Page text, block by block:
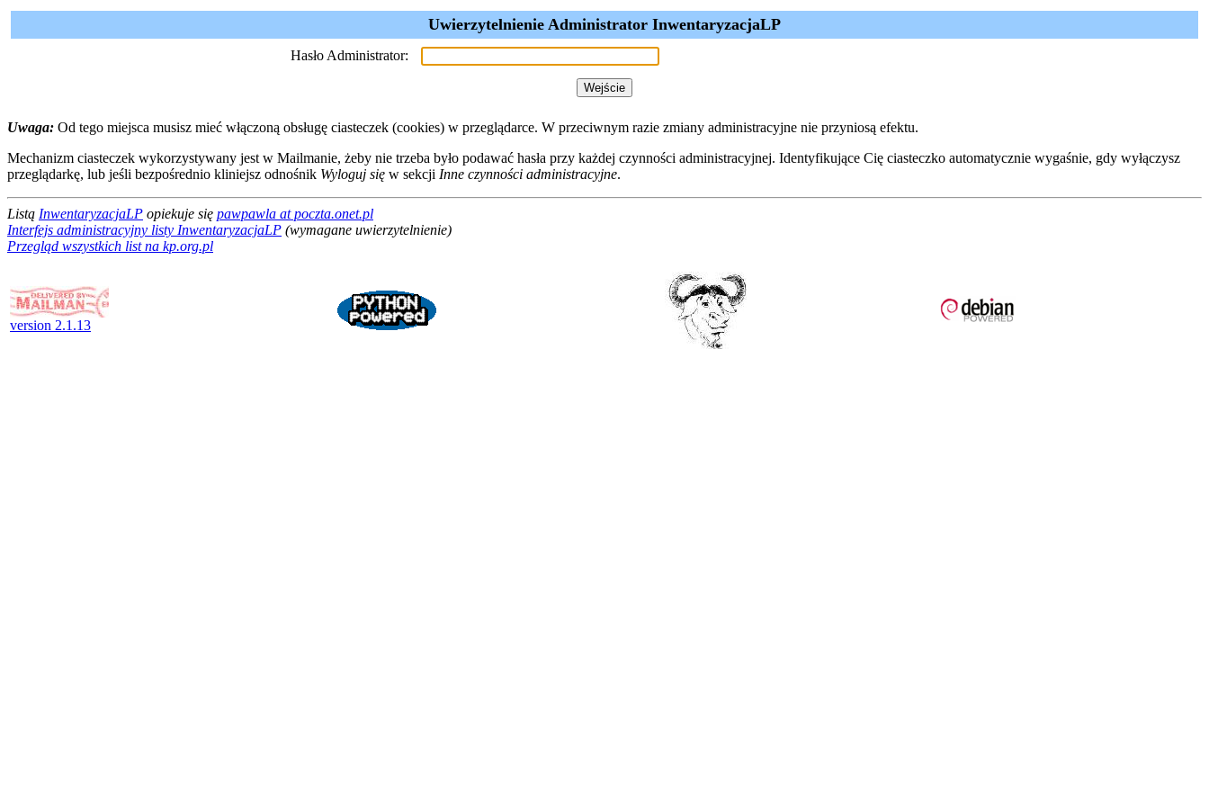
Uwierzytelnienie Administrator InwentaryzacjaLP
Hasło Administrator:
Uwaga: Od tego miejsca musisz mieć włączoną obsługę ciasteczek (cookies) w przeglądarce. W przeciwnym razie zmiany administracyjne nie przyniosą efektu.
Mechanizm ciasteczek wykorzystywany jest w Mailmanie, żeby nie trzeba było podawać hasła przy każdej czynności administracyjnej. Identyfikujące Cię ciasteczko automatycznie wygaśnie, gdy wyłączysz
przeglądarkę, lub jeśli bezpośrednio kliniejsz odnośnik Wyloguj się w sekcji Inne czynności administracyjne.
Listą InwentaryzacjaLP opiekuje się pawpawla at poczta.onet.pl
Interfejs administracyjny listy InwentaryzacjaLP (wymagane uwierzytelnienie)
Przegląd wszystkich list na kp.org.pl
version 2.1.13